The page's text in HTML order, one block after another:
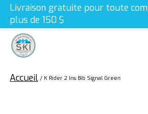
Livraison gratuite pour toute
plus de 150 $
Accueil / K Rider 2 Ins Bib Signal Green